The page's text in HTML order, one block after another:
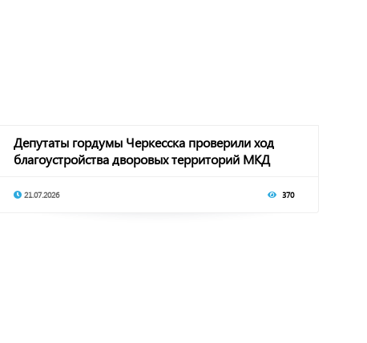
Депутаты гордумы Черкесска проверили ход
благоустройства дворовых территорий МКД
21.07.2026 370